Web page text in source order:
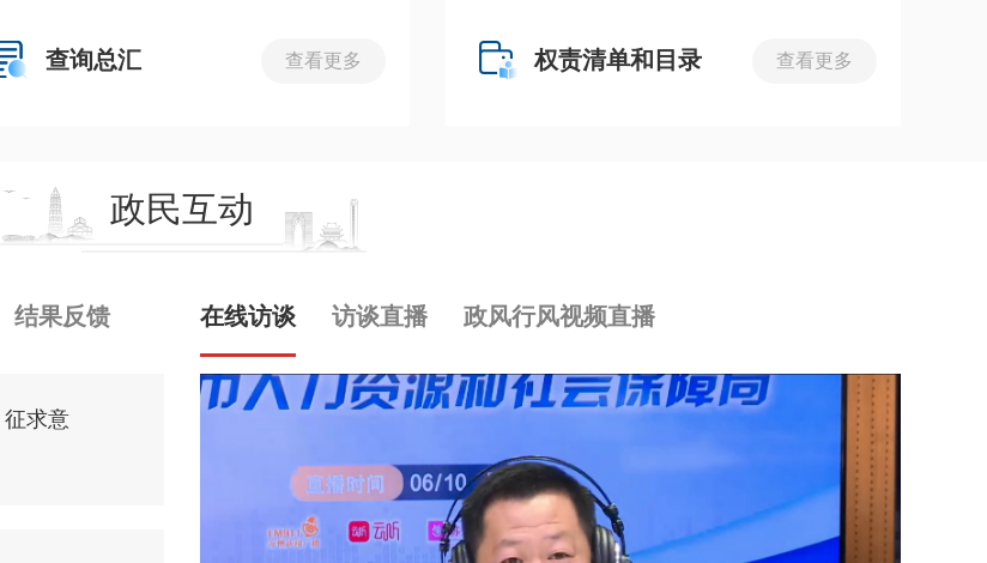
查询总汇 查看更多 权责清单和目录 查看更多
政民互动
结果反馈
求意
在线访谈 访谈直播 政风行风视频直播